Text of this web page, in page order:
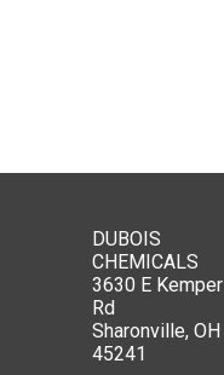
DUBOIS
CHEMICALS
3630 E Kemper
Rd
Sharonville, OH
45241